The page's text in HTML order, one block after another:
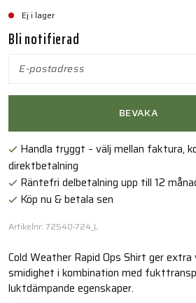
Ej i lager
Bli notifierad
BEVAKA
Handla tryggt – välj mellan faktura,
direktbetalning
Räntefri delbetalning upp till 12
Köp nu & betala sen
Artikelnr: 72540-724_L
Cold Weather Rapid Ops Shirt ger
smidighet i kombination med
luktdämpande egenskaper.